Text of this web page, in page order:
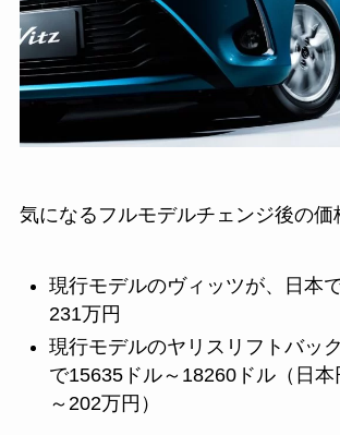
気になるフルモデルチェンジ後の価
現行モデルのヴィッツが、日本
231万円
現行モデルのヤリスリフトバッ
で15635ドル～18260ドル（日本
～202万円）